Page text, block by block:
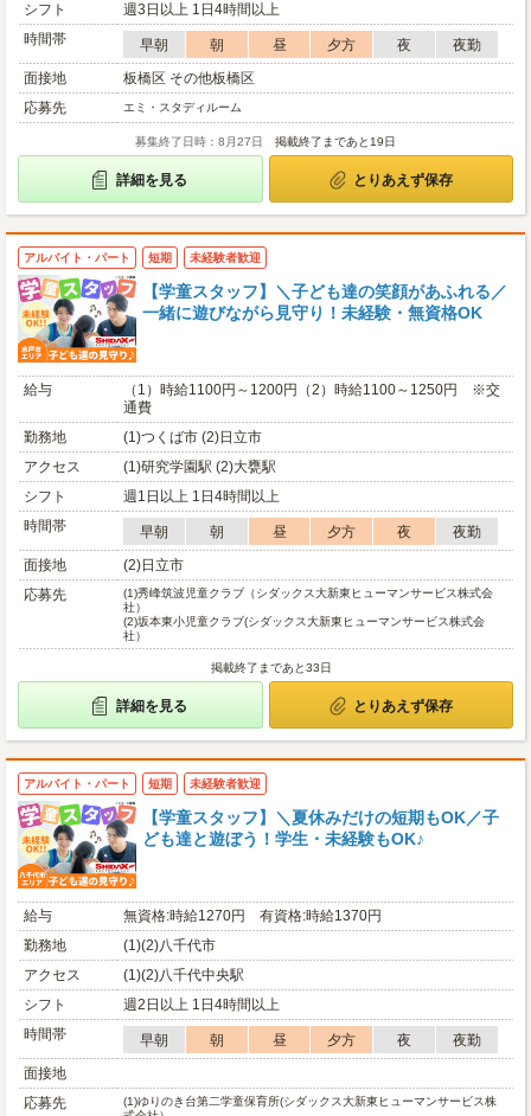
シフト
週3日以上 1日4時間以上
時間帯
早朝 朝 昼 夕方 夜
夜勤
面接地
板橋区 その他板橋区
応募先
エミ・スタディルーム
募集終了日時：8月27日 掲載終了まであと19日
詳細を見る とりあえず保存
アルバイト・パート 短期 未経験者歓迎
【学童スタッフ】＼子ども達の笑顔があふれる／
一緒に遊びながら見守り！未経験・無資格OK
給与
（1）時給1100円～1200円（2）時給1100～1250円 ※交
通費
勤務地
(1)つくば市 (2)日立市
アクセス
(1)研究学園駅 (2)大甕駅
シフト
週1日以上 1日4時間以上
時間帯
早朝 朝 昼 夕方 夜
夜勤
面接地
(2)日立市
応募先
(1)秀峰筑波児童クラブ（シダックス大新東ヒューマンサービス株式会
社）
(2)坂本東小児童クラブ(シダックス大新東ヒューマンサービス株式会
社）
掲載終了まであと33日
詳細を見る とりあえず保存
アルバイト・パート 短期 未経験者歓迎
【学童スタッフ】＼夏休みだけの短期もOK／子
ども達と遊ぼう！学生・未経験もOK♪
給与
無資格:時給1270円 有資格:時給1370円
勤務地
(1)(2)八千代市
アクセス
(1)(2)八千代中央駅
シフト
週2日以上 1日4時間以上
時間帯
早朝 朝 昼 夕方 夜
夜勤
面接地
応募先
(1)ゆりのき台第二学童保育所(シダックス大新東ヒューマンサービス株